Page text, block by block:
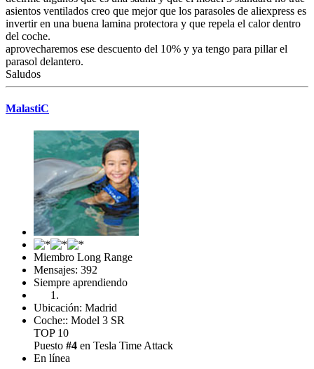
asientos ventilados creo que mejor que los parasoles de aliexpress es
invertir en una buena lamina protectora y que repela el calor dentro
del coche.
aprovecharemos ese descuento del 10% y ya tengo para pillar el
parasol delantero.
Saludos
MalastiC
Miembro Long Range
Mensajes: 392
Siempre aprendiendo
Ubicación: Madrid
Coche:: Model 3 SR
TOP 10
Puesto #4 en Tesla Time Attack
En línea